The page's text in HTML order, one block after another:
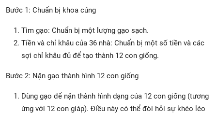
Bước 1: Chuẩn bị khoa cúng
Tìm gạo: Chuẩn bị một lượng gạo sạch.
Tiền và chỉ khâu của 36 nhà: Chuẩn bị một số tiền và các
sợi chỉ khâu đủ để tạo thành 12 con giống.
Bước 2: Nặn gạo thành hình 12 con giống
Dùng gạo để nặn thành hình dạng của 12 con giống (tương
ứng với 12 con giáp). Điều này có thể đòi hỏi sự khéo léo